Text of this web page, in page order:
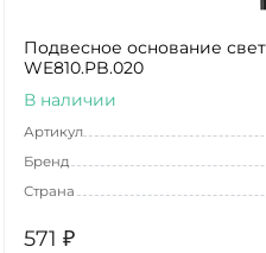
Подвесное основание
WE810.PB.020
В наличии
Артикул
Бренд
Страна
571 ₽